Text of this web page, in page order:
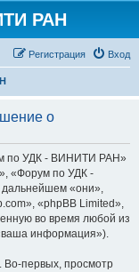
РАН
Вход
Регистрация
о
по УДК - ВИНИТИ РАН»
«Форум по УДК -
«они»,
«phpBB Limited»,
во время любой из
информация»).
первых, просмотр